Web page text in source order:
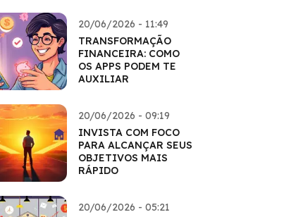
20/06/2026 - 11:49
TRANSFORMAÇÃO
FINANCEIRA: COMO
OS APPS PODEM TE
AUXILIAR
20/06/2026 - 09:19
INVISTA COM FOCO
PARA ALCANÇAR SEUS
OBJETIVOS MAIS
RÁPIDO
20/06/2026 - 05:21